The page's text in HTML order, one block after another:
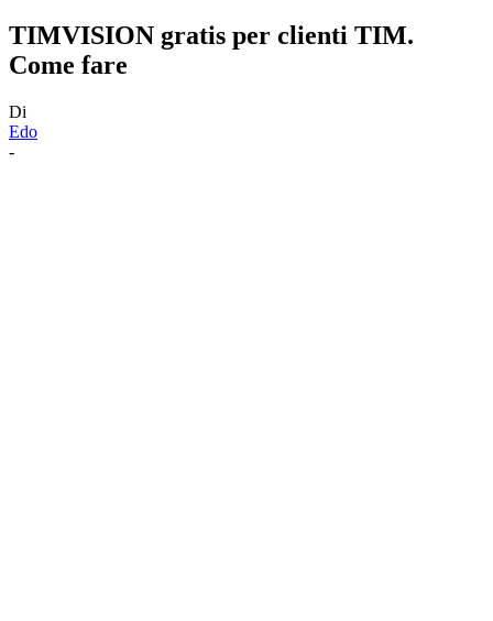
TIMVISION gratis per clienti TIM.
Come fare
Di
Edo
-